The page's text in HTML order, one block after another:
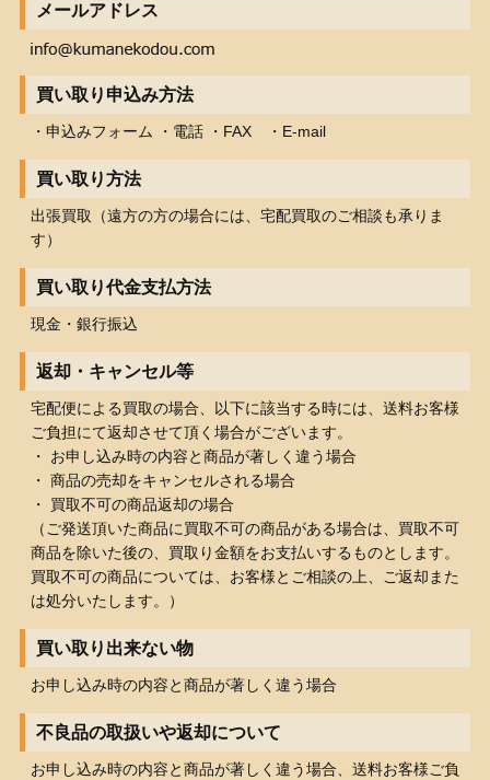
メールアドレス
買い取り申込み方法
・申込みフォーム ・電話 ・FAX ・E-mail
買い取り方法
出張買取（遠方の方の場合には、宅配買取のご相談も承りま
す）
買い取り代金支払方法
現金・銀行振込
返却・キャンセル等
宅配便による買取の場合、以下に該当する時には、送料お客様
ご負担にて返却させて頂く場合がございます。
・ お申し込み時の内容と商品が著しく違う場合
・ 商品の売却をキャンセルされる場合
・ 買取不可の商品返却の場合
（ご発送頂いた商品に買取不可の商品がある場合は、買取不可
商品を除いた後の、買取り金額をお支払いするものとします。
買取不可の商品については、お客様とご相談の上、ご返却また
は処分いたします。）
買い取り出来ない物
お申し込み時の内容と商品が著しく違う場合
不良品の取扱いや返却について
お申し込み時の内容と商品が著しく違う場合、送料お客様ご負